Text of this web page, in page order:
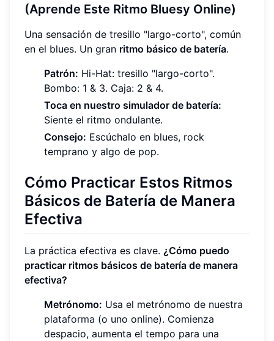
(Aprende Este Ritmo Bluesy Online)
Una sensación de tresillo "largo-corto", común
en el blues. Un gran ritmo básico de batería.
Patrón: Hi-Hat: tresillo "largo-corto".
Bombo: 1 & 3. Caja: 2 & 4.
Toca en nuestro simulador de batería:
Siente el ritmo ondulante.
Consejo: Escúchalo en blues, rock
temprano y algo de pop.
Cómo Practicar Estos Ritmos
Básicos de Batería de Manera
Efectiva
La práctica efectiva es clave. ¿Cómo puedo
practicar ritmos básicos de batería de manera
efectiva?
Metrónomo: Usa el metrónomo de nuestra
plataforma (o uno online). Comienza
despacio, aumenta el tempo para una